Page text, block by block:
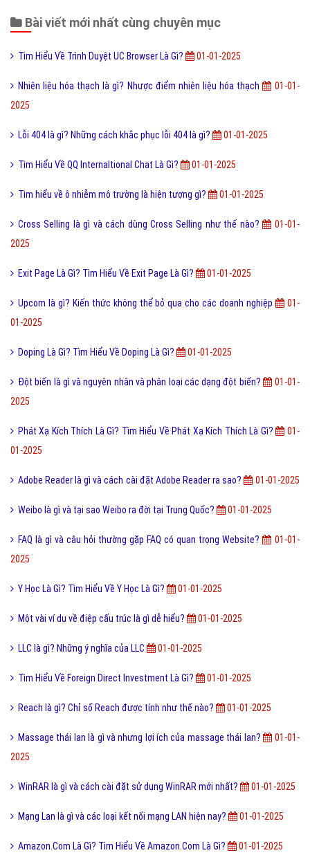
Bài viết mới nhất cùng chuyên mục
Tìm Hiểu Về Trình Duyệt UC Browser Là Gì? 01-01-2025
Nhiên liệu hóa thạch là gì? Nhược điểm nhiên liệu hóa thạch
01-01-
2025
Lỗi 404 là gì? Những cách khắc phục lỗi 404 là gì? 01-01-2025
Tìm Hiểu Về QQ Internaltional Chat Là Gì? 01-01-2025
Tìm hiểu về ô nhiễm mô trường là hiện tượng gì? 01-01-2025
Cross Selling là gì và cách dùng Cross Selling như thế nào?
01-01-
2025
Exit Page Là Gì? Tìm Hiểu Về Exit Page Là Gì? 01-01-2025
Upcom là gì? Kiến thức không thể bỏ qua cho các doanh nghiệp
01-
01-2025
Doping Là Gì? Tìm Hiểu Về Doping Là Gì? 01-01-2025
Đột biến là gì và nguyên nhân và phân loại các dạng đột biến?
01-01-
2025
Phát Xạ Kích Thích Là Gì? Tìm Hiểu Về Phát Xạ Kích Thích Là Gì?
01-
01-2025
Adobe Reader là gì và cách cài đặt Adobe Reader ra sao? 01-01-2025
Weibo là gì và tại sao Weibo ra đời tại Trung Quốc? 01-01-2025
FAQ là gì và câu hỏi thường gặp FAQ có quan trọng Website?
01-01-
2025
Y Học Là Gì? Tìm Hiểu Về Y Học Là Gì? 01-01-2025
Một vài ví dụ về điệp cấu trúc là gì dễ hiểu? 01-01-2025
LLC là gì? Những ý nghĩa của LLC 01-01-2025
Tìm Hiểu Về Foreign Direct Investment Là Gì? 01-01-2025
Reach là gì? Chỉ số Reach được tính như thế nào? 01-01-2025
Massage thái lan là gì và nhưng lợi ích của massage thái lan?
01-01-
2025
WinRAR là gì và cách cài đặt sử dụng WinRAR mới nhất? 01-01-2025
Mạng Lan là gì và các loại kết nối mạng LAN hiện nay? 01-01-2025
Amazon.Com Là Gì? Tìm Hiểu Về Amazon.Com Là Gì? 01-01-2025